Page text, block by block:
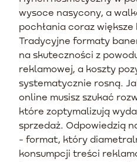
wysoce nasycony, a
pochłania coraz
Tradycyjne formaty
na skuteczności z
reklamowej, a koszty
systematycznie rosną.
online musisz szukać
które zoptymalizują
sprzedaż. Odpowiedzią
- format, który
konsumpcji treści